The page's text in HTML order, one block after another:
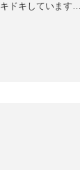
ドキしています…